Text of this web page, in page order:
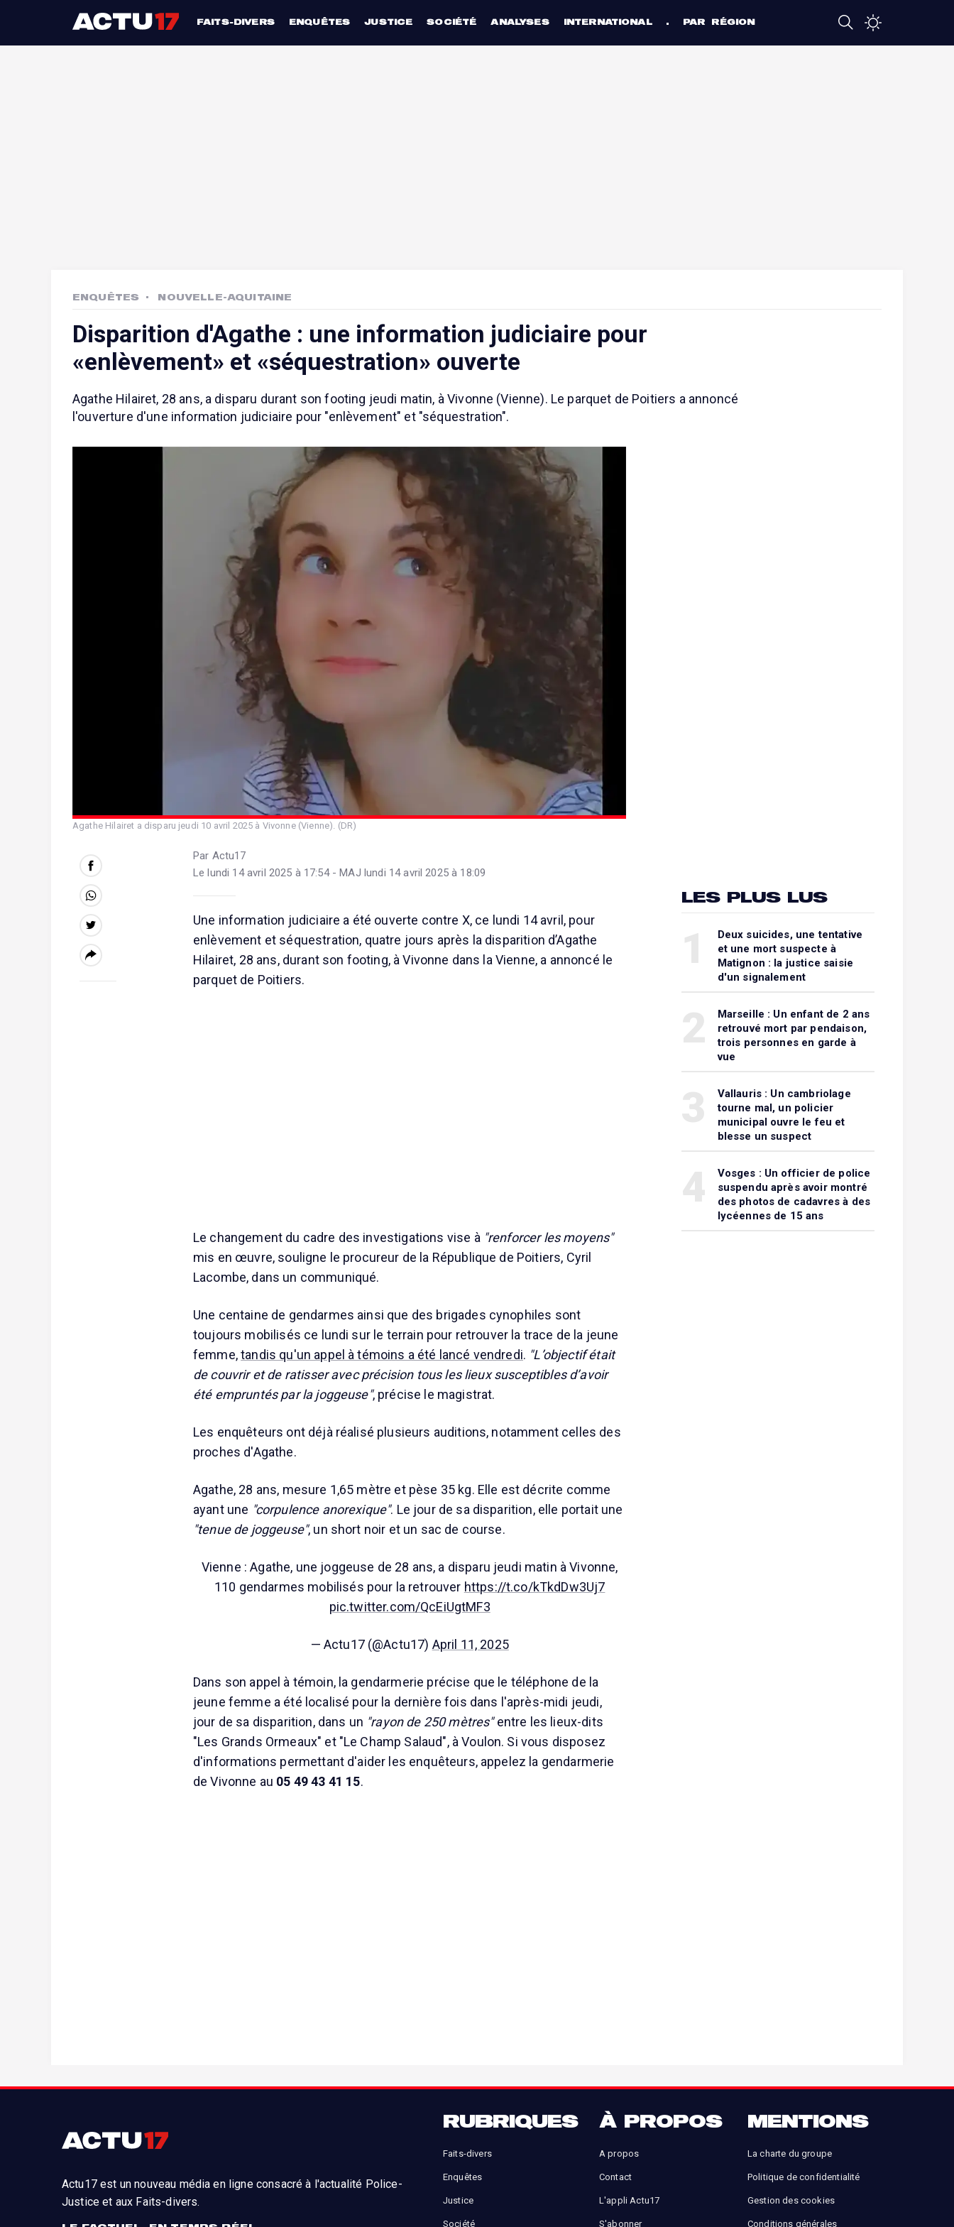
FAITS-DIVERS ENQUÊTES JUSTICE SOCIÉTÉ ANALYSES INTERNATIONAL PAR RÉGION
ENQUÊTES NOUVELLE-AQUITAINE
Disparition d'Agathe : une information judiciaire pour
«enlèvement» et «séquestration» ouverte
Agathe Hilairet, 28 ans, a disparu durant son footing jeudi matin, à Vivonne (Vienne). Le parquet de Poitiers a annoncé
l'ouverture d'une information judiciaire pour "enlèvement" et "séquestration".
Agathe Hilairet a disparu jeudi 10 avril 2025 à Vivonne (Vienne). (DR)
Par Actu17
Le lundi 14 avril 2025 à 17:54 - MAJ lundi 14 avril 2025 à 18:09
Une information judiciaire a été ouverte contre X, ce lundi 14 avril, pour
enlèvement et séquestration, quatre jours après la disparition d’Agathe
Hilairet, 28 ans, durant son footing, à Vivonne dans la Vienne, a annoncé le
parquet de Poitiers.
Le changement du cadre des investigations vise à "renforcer les moyens"
mis en œuvre, souligne le procureur de la République de Poitiers, Cyril
Lacombe, dans un communiqué.
Une centaine de gendarmes ainsi que des brigades cynophiles sont
toujours mobilisés ce lundi sur le terrain pour retrouver la trace de la jeune
femme,tandis qu'un appel à témoins a été lancé vendredi. "L’objectif était
de couvrir et de ratisser avec précision tous les lieux susceptibles d’avoir
été empruntés par la joggeuse", précise le magistrat.
Les enquêteurs ont déjà réalisé plusieurs auditions, notamment celles des
proches d'Agathe.
Agathe, 28 ans, mesure 1,65 mètre et pèse 35 kg. Elle est décrite comme
ayant une "corpulence anorexique". Le jour de sa disparition, elle portait une
"tenue de joggeuse", un short noir et un sac de course.
Vienne : Agathe, une joggeuse de 28 ans, a disparu jeudi matin à Vivonne,
110 gendarmes mobilisés pour la retrouver https://t.co/kTkdDw3Uj7
pic.twitter.com/QcEiUgtMF3
— Actu17 (@Actu17) April 11, 2025
Dans son appel à témoin, la gendarmerie précise que le téléphone de la
jeune femme a été localisé pour la dernière fois dans l'après-midi jeudi,
jour de sa disparition, dans un "rayon de 250 mètres"entre les lieux-dits
"Les Grands Ormeaux" et "Le Champ Salaud", à Voulon. Si vous disposez
d'informations permettant d'aider les enquêteurs, appelez la gendarmerie
de Vivonne au 05 49 43 41 15.
LES PLUS LUS
Deux suicides, une tentative
et une mort suspecte à
Matignon : la justice saisie
d'un signalement
Marseille : Un enfant de 2 ans
retrouvé mort par pendaison,
trois personnes en garde à
vue
Vallauris : Un cambriolage
tourne mal, un policier
municipal ouvre le feu et
blesse un suspect
Vosges : Un officier de police
suspendu après avoir montré
des photos de cadavres à des
lycéennes de 15 ans
Actu17 est un nouveau média en ligne consacré à l'actualité Police-
Justice et aux Faits-divers.
RUBRIQUES
Faits-divers
Enquêtes
Justice
Société
À PROPOS
A propos
Contact
L'appli Actu17
S'abonner
MENTIONS
La charte du groupe
Politique de confidentialité
Gestion des cookies
Conditions générales